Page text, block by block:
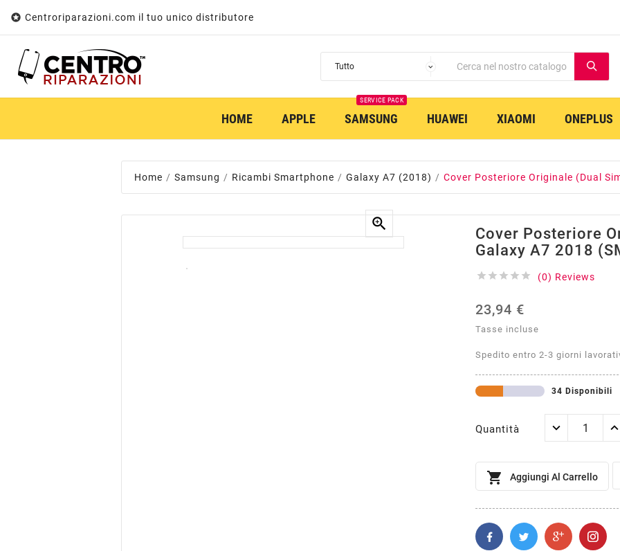
 Centroriparazioni.com il tuo unico distributore
HOME APPLE SAMSUNG
SERVICE PACK
HUAWEI XIAOMI ONEPLUS
Home Samsung Ricambi Smartphone Galaxy A7 (2018) Cover Posteriore Originale (Dual

Cover Posteriore
Galaxy A7 2018
     (0) Reviews
23,94 €
Tasse incluse
Spedito entro 2-3 giorni
34 Disponibili
Quantità
 Aggiungi Al Carrello